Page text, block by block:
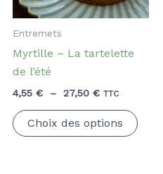
Entremets
Myrtille – La tartelette
de l’été
4,55 € – 27,50 €Plage
prix :
4,55 €
TTC
Choix des options